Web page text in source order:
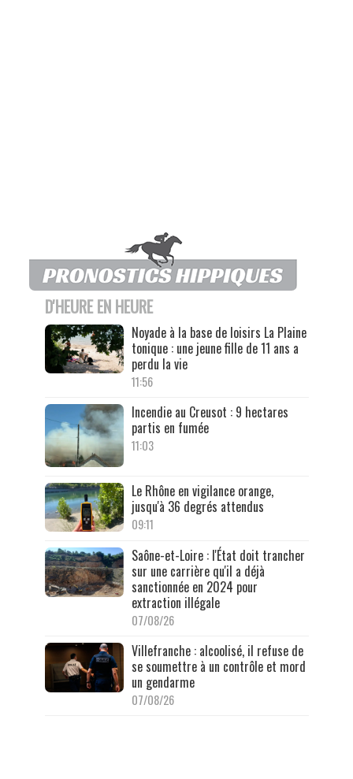
D'HEURE EN HEURE
Noyade à la base de loisirs La Plaine
tonique : une jeune fille de 11 ans a
perdu la vie
11:56
Incendie au Creusot : 9 hectares
partis en fumée
11:03
Le Rhône en vigilance orange,
jusqu'à 36 degrés attendus
09:11
Saône-et-Loire : l'État doit trancher
sur une carrière qu'il a déjà
sanctionnée en 2024 pour
extraction illégale
07/08/26
Villefranche : alcoolisé, il refuse de
se soumettre à un contrôle et mord
un gendarme
07/08/26